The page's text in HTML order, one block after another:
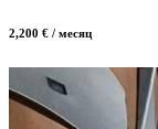
2,200 € / месяц